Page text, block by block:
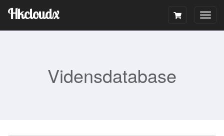
Hkcloudx
Vidensdatabase